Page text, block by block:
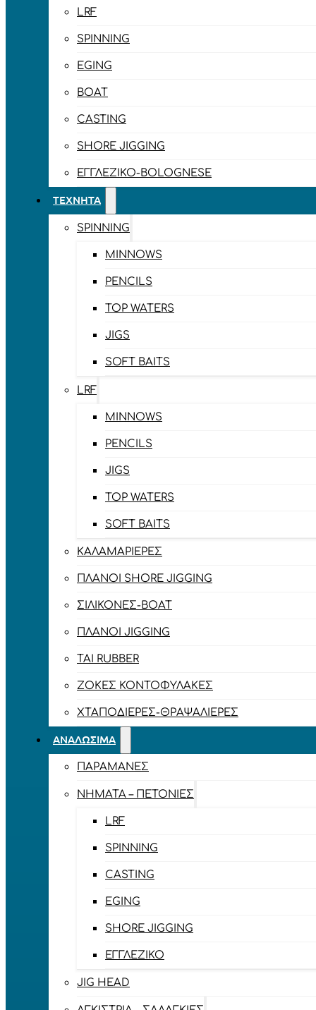
LRF
SPINNING
EGING
BOAT
CASTING
SHORE JIGGING
ΕΓΓΛΈΖΙΚΟ-BOLOGNESE
ΤΕΧΝΗΤΆ
SPINNING
MINNOWS
PENCILS
TOP WATERS
JIGS
SOFT BAITS
LRF
MINNOWS
PENCILS
JIGS
TOP WATERS
SOFT BAITS
ΚΑΛΑΜΑΡΙΈΡΕΣ
ΠΛΆΝΟΙ SHORE JIGGING
ΣΙΛΙΚΌΝΕΣ-BOAT
ΠΛΆΝΟΙ JIGGING
TAI RUBBER
ΖΌΚΕΣ ΚΟΝΤΟΦΎΛΑΚΕΣ
ΧΤΑΠΟΔΙΈΡΕΣ-ΘΡΑΨΑΛΙΈΡΕΣ
ΑΝΑΛΏΣΙΜΑ
ΠΑΡΑΜΆΝΕΣ
ΝΉΜΑΤΑ – ΠΕΤΟΝΙΈΣ
LRF
SPINNING
CASTING
EGING
SHORE JIGGING
ΕΓΓΛΈΖΙΚΟ
JIG HEAD